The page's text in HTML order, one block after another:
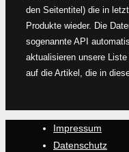
den Seitentitel) die in
Produkte wieder. Die
sogenannte API
aktualisieren unsere
auf die Artikel, die in
Impressum
Datenschutz